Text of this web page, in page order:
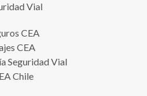
Vial
CEA
CEA
Seguridad Vial
Chile